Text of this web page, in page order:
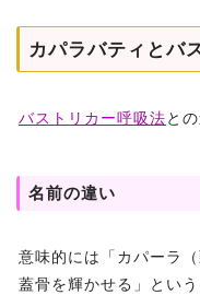
カパラバティとバ
バストリカー呼吸法と
名前の違い
意味的には「カパーラ
蓋骨を輝かせる」とい